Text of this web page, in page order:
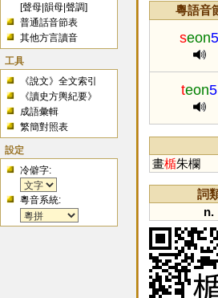
[聲母 |韻母 |聲調]
普通話音節表
其他方言讀音
工具
《說文》全文索引
《讀史方輿紀要》
成語彙輯
繁簡對照表
設定
冷僻字:
粵音系統:
粵語音
seon5
teon5
畫楯朱欄
詞
n.